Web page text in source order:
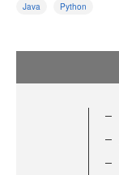
Java Python